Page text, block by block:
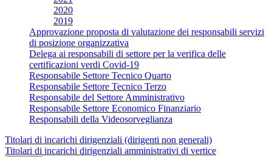
2020
2019
Approvazione proposta di valutazione dei responsabili servizi
di posizione organizzativa
Delega ai responsabili di settore per la verifica delle
certificazioni verdi Covid-19
Responsabile Settore Tecnico Quarto
Responsabile Settore Tecnico Terzo
Responsabile del Settore Amministrativo
Responsabile Settore Economico Finanziario
Responsabili della Videosorveglianza
Titolari di incarichi dirigenziali (dirigenti non generali)
Titolari di incarichi dirigenziali amministrativi di vertice